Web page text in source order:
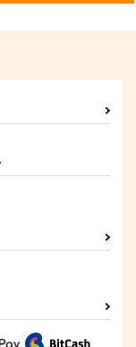
幽霊七海ちゃんの話
作品詳細